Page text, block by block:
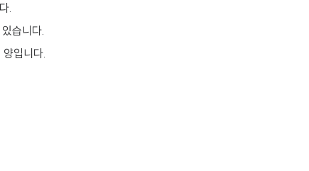
.
습니다.
입니다.